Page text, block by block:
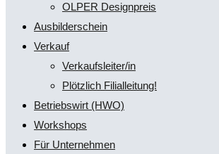
OLPER Designpreis
Ausbilderschein
Verkauf
Verkaufsleiter/in
Plötzlich Filialleitung!
Betriebswirt (HWO)
Workshops
Für Unternehmen